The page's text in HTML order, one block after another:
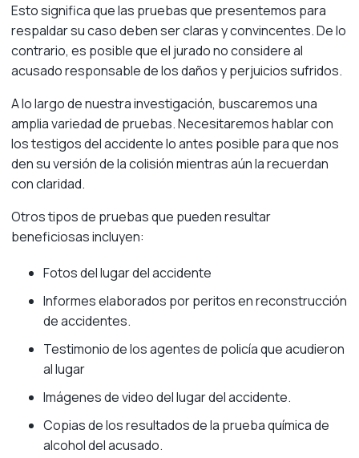
Esto significa que las pruebas que presentemos para
respaldar su caso deben ser claras y convincentes. De lo
contrario, es posible que el jurado no considere al
acusado responsable de los daños y perjuicios sufridos.
A lo largo de nuestra investigación, buscaremos una
amplia variedad de pruebas. Necesitaremos hablar con
los testigos del accidente lo antes posible para que nos
den su versión de la colisión mientras aún la recuerdan
con claridad.
Otros tipos de pruebas que pueden resultar
beneficiosas incluyen:
Fotos del lugar del accidente
Informes elaborados por peritos en reconstrucción
de accidentes.
Testimonio de los agentes de policía que acudieron
al lugar
Imágenes de video del lugar del accidente.
Copias de los resultados de la prueba química de
alcohol del acusado.